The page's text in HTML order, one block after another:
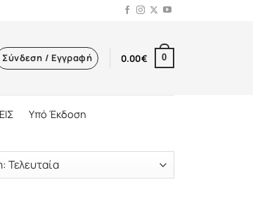
Σύνδεση / Εγγραφή 0.00€ 0
Υπό Έκδοση